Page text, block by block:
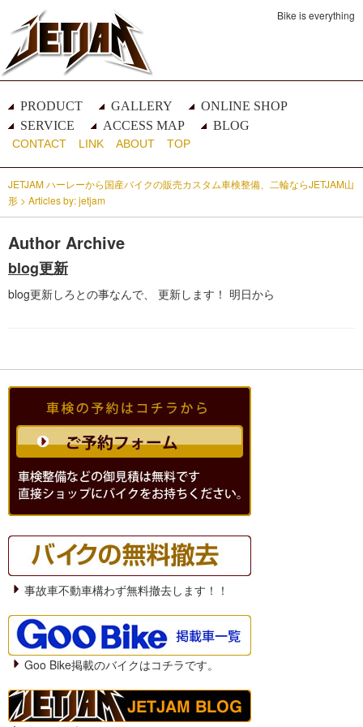
Bike is everything
PRODUCT GALLERY
ONLINE SHOP
SERVICE
ACCESS MAP BLOG
TOP
ABOUT
LINK
CONTACT
JETJAM ハーレーから国産バイクの販売カスタム車検整備、二輪ならJETJAM山
形 > Articles by: jetjam
Author Archive
blog更新
blog更新しろとの事なんで、 更新します！ 明日から
事故車不動車構わず無料撤去します！！
Goo Bike掲載のバイクはコチラです。